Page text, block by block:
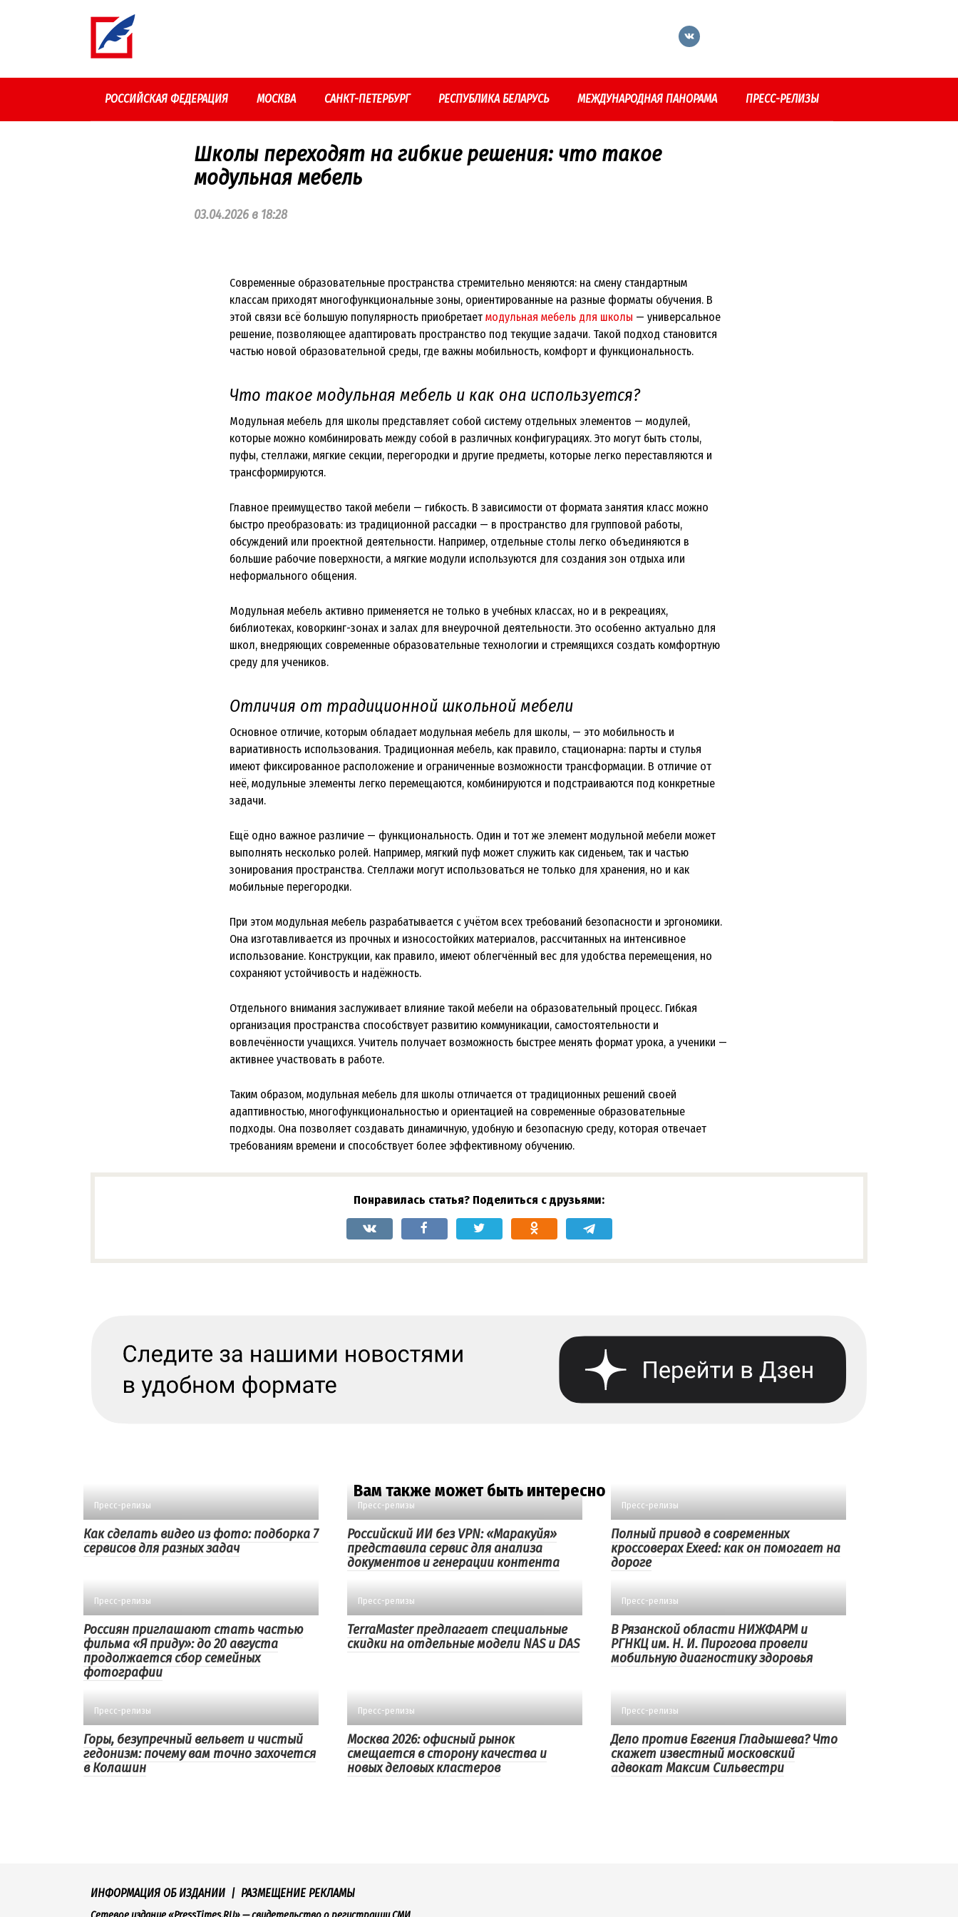
РОССИЙСКАЯ ФЕДЕРАЦИЯ МОСКВА САНКТ-ПЕТЕРБУРГ РЕСПУБЛИКА БЕЛАРУСЬ МЕЖДУНАРОДНАЯ ПАНОРАМА ПРЕСС-РЕЛИЗЫ
Школы переходят на гибкие решения: что такое
модульная мебель
03.04.2026 в 18:28
Современные образовательные пространства стремительно меняются: на смену стандартным
классам приходят многофункциональные зоны, ориентированные на разные форматы обучения. В
этой связи всё большую популярность приобретает модульная мебель для школы — универсальное
решение, позволяющее адаптировать пространство под текущие задачи. Такой подход становится
частью новой образовательной среды, где важны мобильность, комфорт и функциональность.
Что такое модульная мебель и как она используется?
Модульная мебель для школы представляет собой систему отдельных элементов — модулей,
которые можно комбинировать между собой в различных конфигурациях. Это могут быть столы,
пуфы, стеллажи, мягкие секции, перегородки и другие предметы, которые легко переставляются и
трансформируются.
Главное преимущество такой мебели — гибкость. В зависимости от формата занятия класс можно
быстро преобразовать: из традиционной рассадки — в пространство для групповой работы,
обсуждений или проектной деятельности. Например, отдельные столы легко объединяются в
большие рабочие поверхности, а мягкие модули используются для создания зон отдыха или
неформального общения.
Модульная мебель активно применяется не только в учебных классах, но и в рекреациях,
библиотеках, коворкинг-зонах и залах для внеурочной деятельности. Это особенно актуально для
школ, внедряющих современные образовательные технологии и стремящихся создать комфортную
среду для учеников.
Отличия от традиционной школьной мебели
Основное отличие, которым обладает модульная мебель для школы, — это мобильность и
вариативность использования. Традиционная мебель, как правило, стационарна: парты и стулья
имеют фиксированное расположение и ограниченные возможности трансформации. В отличие от
неё, модульные элементы легко перемещаются, комбинируются и подстраиваются под конкретные
задачи.
Ещё одно важное различие — функциональность. Один и тот же элемент модульной мебели может
выполнять несколько ролей. Например, мягкий пуф может служить как сиденьем, так и частью
зонирования пространства. Стеллажи могут использоваться не только для хранения, но и как
мобильные перегородки.
При этом модульная мебель разрабатывается с учётом всех требований безопасности и эргономики.
Она изготавливается из прочных и износостойких материалов, рассчитанных на интенсивное
использование. Конструкции, как правило, имеют облегчённый вес для удобства перемещения, но
сохраняют устойчивость и надёжность.
Отдельного внимания заслуживает влияние такой мебели на образовательный процесс. Гибкая
организация пространства способствует развитию коммуникации, самостоятельности и
вовлечённости учащихся. Учитель получает возможность быстрее менять формат урока, а ученики —
активнее участвовать в работе.
Таким образом, модульная мебель для школы отличается от традиционных решений своей
адаптивностью, многофункциональностью и ориентацией на современные образовательные
подходы. Она позволяет создавать динамичную, удобную и безопасную среду, которая отвечает
требованиям времени и способствует более эффективному обучению.
Понравилась статья? Поделиться с друзьями:
Вам также может быть интересно
Пресс-релизы
Как сделать видео из фото: подборка 7
сервисов для разных задач
Пресс-релизы
Российский ИИ без VPN: «Маракуйя»
представила сервис для анализа
документов и генерации контента
Пресс-релизы
Полный привод в современных
кроссоверах Exeed: как он помогает на
дороге
Пресс-релизы
Россиян приглашают стать частью
фильма «Я приду»: до 20 августа
продолжается сбор семейных
фотографии
Пресс-релизы
TerraMaster предлагает специальные
скидки на отдельные модели NAS и DAS
Пресс-релизы
В Рязанской области НИЖФАРМ и
РГНКЦ им. Н. И. Пирогова провели
мобильную диагностику здоровья
Пресс-релизы
Горы, безупречный вельвет и чистый
гедонизм: почему вам точно захочется
в Колашин
Пресс-релизы
Москва 2026: офисный рынок
смещается в сторону качества и
новых деловых кластеров
Пресс-релизы
Дело против Евгения Гладышева? Что
скажет известный московский
адвокат Максим Сильвестри
ИНФОРМАЦИЯ ОБ ИЗДАНИИ | РАЗМЕЩЕНИЕ РЕКЛАМЫ